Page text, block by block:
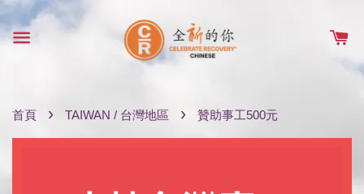
首頁 › TAIWAN / 台灣地區 › 贊助事工500元